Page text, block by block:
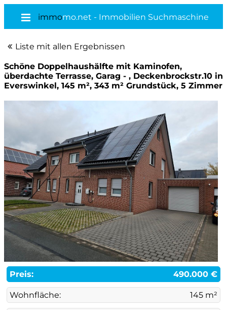
immomo.net - Immobilien Suchmaschine
Liste mit allen Ergebnissen
Schöne Doppelhaushälfte mit Kaminofen,
überdachte Terrasse, Garag - , Deckenbrockstr.10 in
Everswinkel, 145 m², 343 m² Grundstück, 5 Zimmer
Preis: 490.000 €
Wohnfläche: 145 m²